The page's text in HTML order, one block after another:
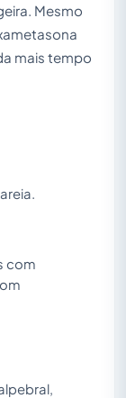
Mesmo
mais tempo
com